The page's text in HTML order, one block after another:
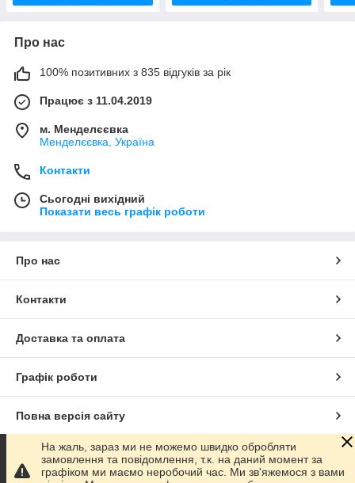
Про нас
100% позитивних з 835 відгуків за рік
Працює з 11.04.2019
м. Менделєєвка
Менделєєвка, Україна
Контакти
Сьогодні вихідний
Показати весь графік роботи
Про нас
Контакти
Доставка та оплата
Графік роботи
Повна версія сайту
Сайт створено на маркетплейсі Prom.ua
На жаль, зараз ми не можемо швидко обробляти
замовлення та повідомлення, т.к. на даний момент за
графіком ми маємо неробочий час. Ми зв'яжемося з вами